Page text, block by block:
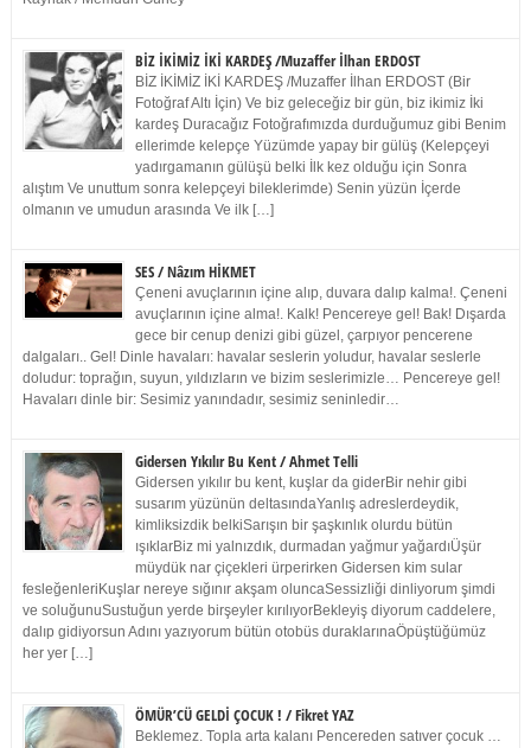
BİZ İKİMİZ İKİ KARDEŞ /Muzaffer İlhan ERDOST
BİZ İKİMİZ İKİ KARDEŞ /Muzaffer İlhan ERDOST (Bir
Fotoğraf Altı İçin) Ve biz geleceğiz bir gün, biz ikimiz İki
kardeş Duracağız Fotoğrafımızda durduğumuz gibi Benim
ellerimde kelepçe Yüzümde yapay bir gülüş (Kelepçeyi
yadırgamanın gülüşü belki İlk kez olduğu için Sonra
alıştım Ve unuttum sonra kelepçeyi bileklerimde) Senin yüzün İçerde
olmanın ve umudun arasında Ve ilk […]
SES / Nâzım HİKMET
Çeneni avuçlarının içine alıp, duvara dalıp kalma!. Çeneni
avuçlarının içine alma!. Kalk! Pencereye gel! Bak! Dışarda
gece bir cenup denizi gibi güzel, çarpıyor pencerene
dalgaları.. Gel! Dinle havaları: havalar seslerin yoludur, havalar seslerle
doludur: toprağın, suyun, yıldızların ve bizim seslerimizle… Pencereye gel!
Havaları dinle bir: Sesimiz yanındadır, sesimiz seninledir…
Gidersen Yıkılır Bu Kent / Ahmet Telli
Gidersen yıkılır bu kent, kuşlar da giderBir nehir gibi
susarım yüzünün deltasındaYanlış adreslerdeydik,
kimliksizdik belkiSarışın bir şaşkınlık olurdu bütün
ışıklarBiz mi yalnızdık, durmadan yağmur yağardıÜşür
müydük nar çiçekleri ürperirken Gidersen kim sular
fesleğenleriKuşlar nereye sığınır akşam oluncaSessizliği dinliyorum şimdi
ve soluğunuSustuğun yerde birşeyler kırılıyorBekleyiş diyorum caddelere,
dalıp gidiyorsun Adını yazıyorum bütün otobüs duraklarınaÖpüştüğümüz
her yer […]
ÖMÜR’CÜ GELDİ ÇOCUK ! / Fikret YAZ
Beklemez. Topla arta kalanı Pencereden satıver çocuk …